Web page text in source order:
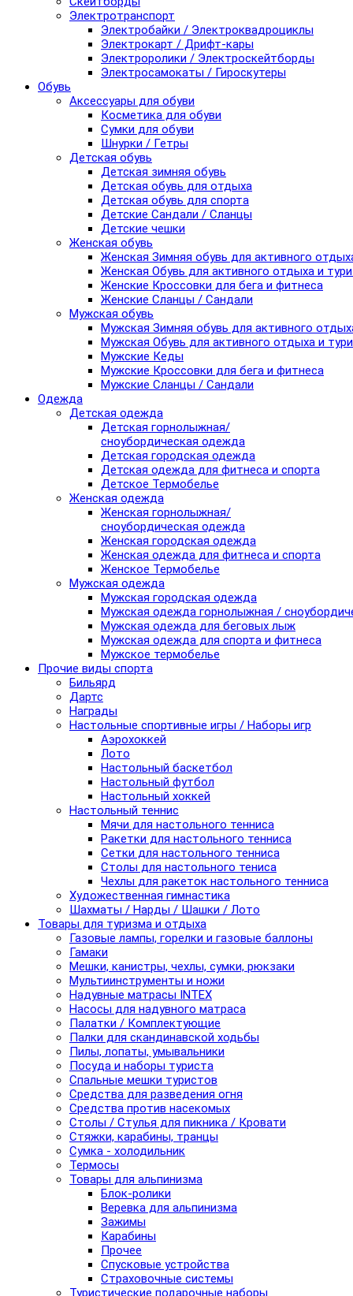
Электротранспорт
Электробайки / Электроквадроциклы
Электрокарт / Дрифт-кары
Электроролики / Электроскейтборды
Электросамокаты / Гироскутеры
Обувь
Аксессуары для обуви
Косметика для обуви
Сумки для обуви
Шнурки / Гетры
Детская обувь
Детская зимняя обувь
Детская обувь для отдыха
Детская обувь для спорта
Детские Сандали / Сланцы
Детские чешки
Женская обувь
Женская Зимняя обувь для активного
Женская Обувь для активного отдыха и
Женские Кроссовки для бега и фитнеса
Женские Сланцы / Сандали
Мужская обувь
Мужская Зимняя обувь для активного
Мужская Обувь для активного отдыха и
Мужские Кеды
Мужские Кроссовки для бега и фитнеса
Мужские Сланцы / Сандали
Одежда
Детская одежда
Детская горнолыжная/
сноубордическая одежда
Детская городская одежда
Детская одежда для фитнеса и спорта
Детское Термобелье
Женская одежда
Женская горнолыжная/
сноубордическая одежда
Женская городская одежда
Женская одежда для фитнеса и спорта
Женское Термобелье
Мужская одежда
Мужская городская одежда
Мужская одежда горнолыжная /
Мужская одежда для беговых лыж
Мужская одежда для спорта и фитнеса
Мужское термобелье
Прочие виды спорта
Бильярд
Дартс
Награды
Настольные спортивные игры / Наборы игр
Аэрохоккей
Лото
Настольный баскетбол
Настольный футбол
Настольный хоккей
Настольный теннис
Мячи для настольного тенниса
Ракетки для настольного тенниса
Сетки для настольного тенниса
Столы для настольного тениса
Чехлы для ракеток настольного тенниса
Художественная гимнастика
Шахматы / Нарды / Шашки / Лото
Товары для туризма и отдыха
Газовые лампы, горелки и газовые баллоны
Гамаки
Мешки, канистры, чехлы, сумки, рюкзаки
Мультиинструменты и ножи
Надувные матрасы INTEX
Насосы для надувного матраса
Палатки / Комплектующие
Палки для скандинавской ходьбы
Пилы, лопаты, умывальники
Посуда и наборы туриста
Спальные мешки туристов
Средства для разведения огня
Средства против насекомых
Столы / Стулья для пикника / Кровати
Стяжки, карабины, транцы
Сумка - холодильник
Термосы
Товары для альпинизма
Блок-ролики
Веревка для альпинизма
Зажимы
Карабины
Прочее
Спусковые устройства
Страховочные системы
Туристические подарочные наборы